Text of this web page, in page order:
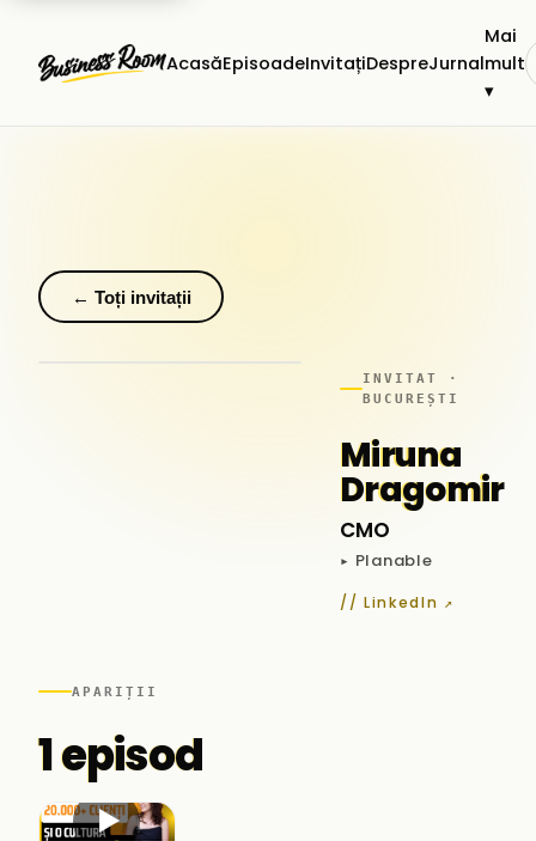
AcasăEpisoadeInvitațiDespreJurnal
Mai
mult
▾
← Toți invitații
INVITAT ·
BUCUREȘTI
Miruna
Dragomir
CMO
▸ Planable
// LinkedIn ↗
APARIȚII
1 episod
▶